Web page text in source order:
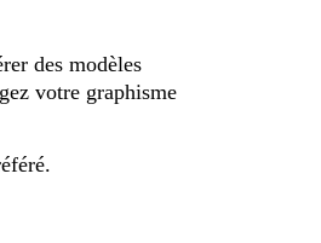
des modèles
votre graphisme